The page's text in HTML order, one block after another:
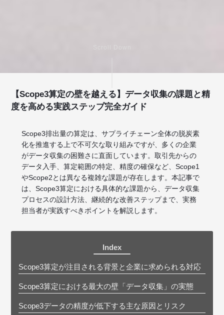
【Scope3算定の壁を越える】データ収集の課題と精
度を高める実践ステップ完全ガイド
Scope3排出量の算定は、サプライチェーン全体の脱炭素
化を推進する上で不可欠な取り組みですが、多くの企業
がデータ収集の困難さに直面しています。取引先からの
データ入手、算定範囲の特定、精度の確保など、Scope1
やScope2とは異なる複雑な課題が存在します。本記事で
は、Scope3算定における具体的な課題から、データ収集
プロセスの設計方法、継続的な改善ステップまで、実務
担当者が実践すべきポイントを解説します。
Index
Scope3算定が注目される背景と企業に求められる対応
Scope3算定における最大の壁「データ収集」の実態
Scope3データの精度が低下する主な原因とリスク